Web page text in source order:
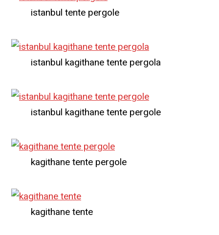
istanbul tente pergole
istanbul kagithane tente pergola
istanbul kagithane tente pergole
kagithane tente pergole
kagithane tente